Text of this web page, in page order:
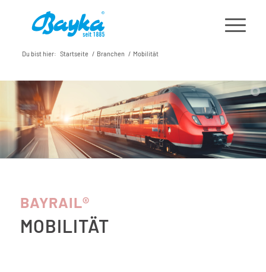
Du bist hier: Startseite / Branchen / Mobilität
BAYRAIL®
MOBILITÄT